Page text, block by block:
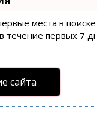
места в
течение первых 7
сайта